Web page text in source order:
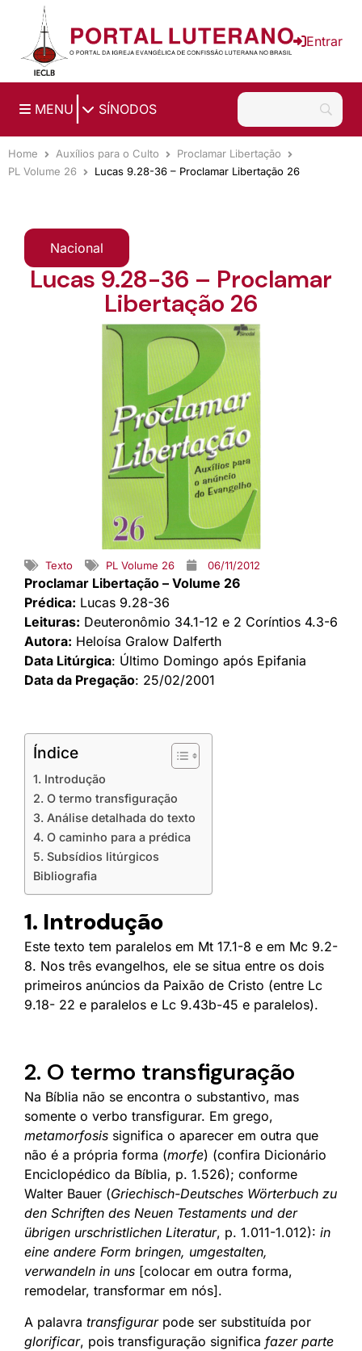
Ir para o conteúdo principal
Entrar
MENU SÍNODOS
Home Auxílios para o Culto
Proclamar Libertação
PL Volume 26
Lucas 9.28-36 – Proclamar Libertação 26
Nacional
Lucas 9.28-36 – Proclamar
Libertação 26
Texto PL Volume 26 06/11/2012
Proclamar Libertação – Volume 26
Prédica: Lucas 9.28-36
Leituras: Deuteronômio 34.1-12 e 2 Coríntios 4.3-6
Autora: Heloísa Gralow Dalferth
Data Litúrgica: Último Domingo após Epifania
Data da Pregação: 25/02/2001
Índice
1. Introdução
2. O termo transfiguração
3. Análise detalhada do texto
4. O caminho para a prédica
5. Subsídios litúrgicos
Bibliografia
1. Introdução
Este texto tem paralelos em Mt 17.1-8 e em Mc 9.2-
8. Nos três evangelhos, ele se situa entre os dois
primeiros anúncios da Paixão de Cristo (entre Lc
9.18- 22 e paralelos e Lc 9.43b-45 e paralelos).
2. O termo transfiguração
Na Bíblia não se encontra o substantivo, mas
somente o verbo transfigurar. Em grego,
metamorfosis significa o aparecer em outra que
não é a própria forma (morfe) (confira Dicionário
Enciclopédico da Bíblia, p. 1.526); conforme
Walter Bauer (Griechisch-Deutsches Wörterbuch zu
den Schriften des Neuen Testaments und der
übrigen urschristlichen Literatur, p. 1.011-1.012): in
eine andere Form bringen, umgestalten,
verwandeln in uns [colocar em outra forma,
remodelar, transformar em nós].
A palavra transfigurarpode ser substituída por
glorificar, pois transfiguração significa fazer parte